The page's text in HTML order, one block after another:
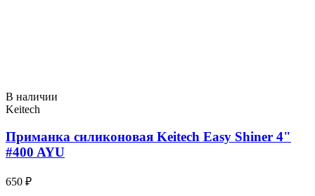
В наличии
Keitech
Приманка силиконовая Keitech Easy Shiner 4"
#400 AYU
650 ₽